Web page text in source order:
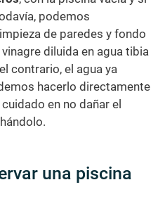
podemos
de paredes y fondo
diluida en agua tibia
contrario, el agua ya
hacerlo directamente
en no dañar el
una piscina